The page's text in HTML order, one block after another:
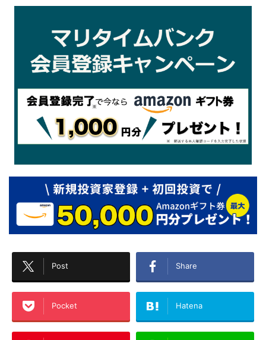
Post Share
Pocket Hatena